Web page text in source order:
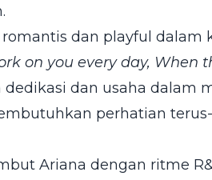
dan playful dalam
on you every day, When
dan usaha dalam
perhatian
Ariana dengan ritme